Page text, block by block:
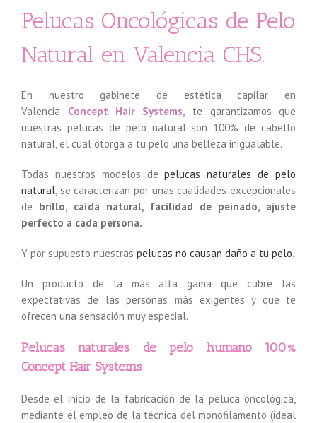
Pelucas Oncológicas de Pelo
Natural en Valencia CHS.
En nuestro gabinete de estética capilar en
Valencia Concept Hair Systems, te garantizamos que
nuestras pelucas de pelo natural son 100% de cabello
natural, el cual otorga a tu pelo una belleza inigualable.
Todas nuestros modelos depelucas naturales de pelo
natural, se caracterizan por unas cualidades excepcionales
de brillo, caída natural, facilidad de peinado, ajuste
perfecto a cada persona.
Y por supuesto nuestras pelucas no causan daño a tu pelo.
Un producto de la más alta gama que cubre las
expectativas de las personas más exigentes y que te
ofrecen una sensación muy especial.
Pelucas naturales de pelo humano 100%
Concept Hair Systems
Desde el inicio de la fabricación de la peluca oncológica,
mediante el empleo de la técnica del monofilamento (ideal